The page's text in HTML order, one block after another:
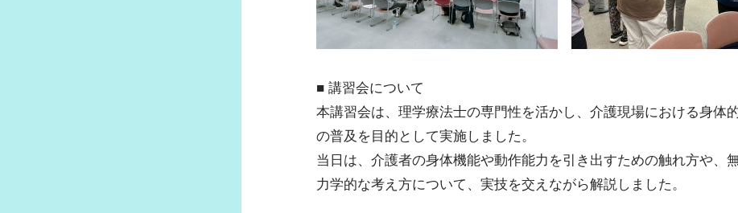
■ 講習会について
本講習会は、理学療法士の専門性を活かし、介護現場における身体
の普及を目的として実施しました。
当日は、介護者の身体機能や動作能力を引き出すための触れ方や、
力学的な考え方について、実技を交えながら解説しました。